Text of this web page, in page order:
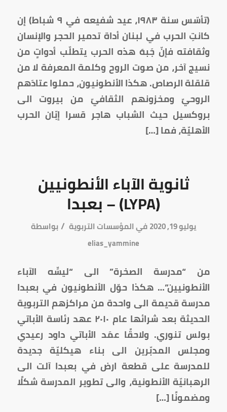
(تأسّس سنة ١٩٨٣، عيد شفيعه في ٩ شباط) إن
كانتِ الحرب في لبنان أداة تدمير الحجر والإنسان
وثقافته فإنّ جَبهَ هذه الحرب يتطلّب أدواتٍ من
نسيج آخر، من صوت الروح وكلمة المعرفة لا من
قلقلة الرصاص. هكذا الأنطونيون، حملوا عتادَهم
الروحيّ ومخزونهم الثقافيّ من بيروت الى
بروكسيل حيث الشباب هاجر قسرا إبّان الحرب
الأهليّة، فما […]
ثانوية الآباء الأنطونيين
(LYPA) – بعبدا
يوليو 19, 2020 فيالمؤسسات التربوية /بواسطة
elias_yammine
من “مدرسة الصخرة” الى “ليسِّه الآباء
الأنطونيين”… هكذا حوّل الأنطونيون في بعبدا
مدرسة قديمة الى واحدة من مراكزهم التربوية
الحديثة بعد شرائها عام ٢٠١٠ عهد رئاسة الأباتي
بولس تنوري. ولاحقًا عمَد الأباتي داود رعيدي
ومجلس المدبّرين الى بناء هيكليّة جديدة
للمدرسة على قطعة ارض في بعبدا آلت الى
الرهبانيّة الأنطونية، والى تطوير المدرسة شكلًا
ومضمونًا […]